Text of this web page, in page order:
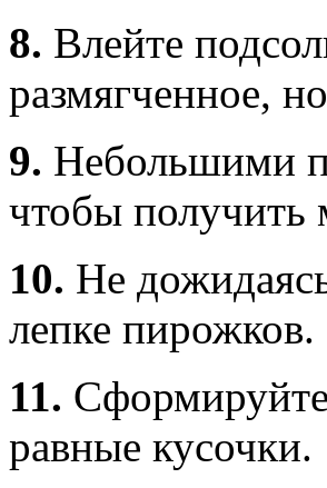
8. Влейте
размягченное,
9. Небольшими
чтобы получить
10. Не
лепке пирожков.
11.
равные кусочки.